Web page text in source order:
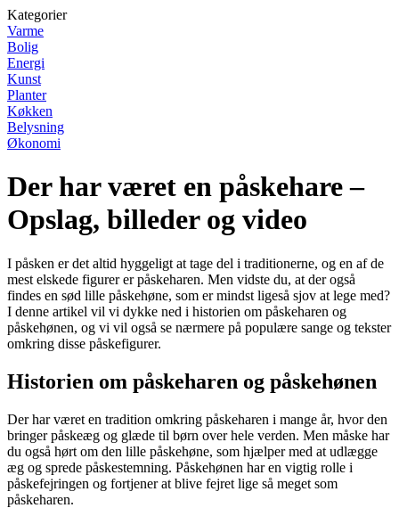
Kategorier
Varme
Bolig
Energi
Kunst
Planter
Køkken
Belysning
Økonomi
Der har været en påskehare –
Opslag, billeder og video
I påsken er det altid hyggeligt at tage del i traditionerne, og en af de
mest elskede figurer er påskeharen. Men vidste du, at der også
findes en sød lille påskehøne, som er mindst ligeså sjov at lege med?
I denne artikel vil vi dykke ned i historien om påskeharen og
påskehønen, og vi vil også se nærmere på populære sange og tekster
omkring disse påskefigurer.
Historien om påskeharen og påskehønen
Der har været en tradition omkring påskeharen i mange år, hvor den
bringer påskeæg og glæde til børn over hele verden. Men måske har
du også hørt om den lille påskehøne, som hjælper med at udlægge
æg og sprede påskestemning. Påskehønen har en vigtig rolle i
påskefejringen og fortjener at blive fejret lige så meget som
påskeharen.